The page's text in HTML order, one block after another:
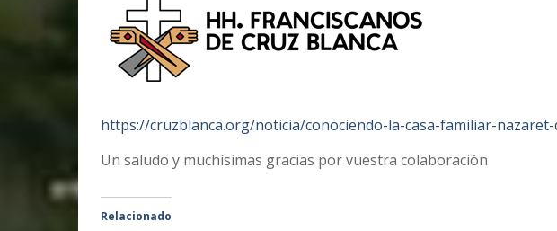
https://cruzblanca.org/noticia/conociendo-la-casa-familiar-
Un saludo y muchísimas gracias por vuestra colaboración
Relacionado